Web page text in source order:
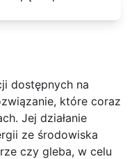
dostępnych na
które coraz
Jej działanie
ze środowiska
czy gleba, w celu